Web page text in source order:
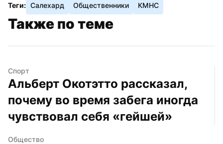
Теги: Салехард Общественники КМНС
Также по теме
Спорт
Альберт Окотэтто рассказал,
почему во время забега иногда
чувствовал себя «гейшей»
Общество